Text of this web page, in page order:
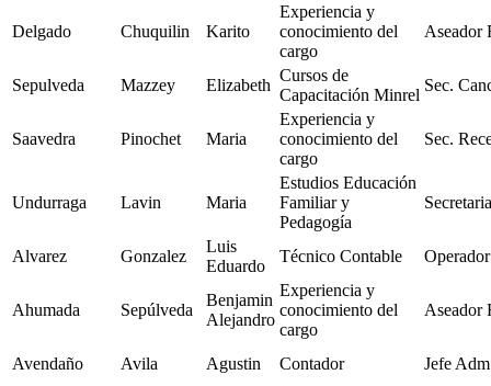
Delgado Chuquilin Karito
Experiencia y
conocimiento del
cargo
Aseador
Sepulveda Mazzey Elizabeth
Cursos de
Capacitación Minrel
Sec.
Saavedra Pinochet Maria
Experiencia y
conocimiento del
cargo
Sec.
Undurraga Lavin Maria
Estudios Educación
Familiar y
Pedagogía
Secretaria
Alvarez Gonzalez
Luis
Eduardo
Técnico Contable
Ahumada Sepúlveda
Benjamin
Alejandro
Experiencia y
conocimiento del
cargo
Aseador
Avendaño Avila Agustin Contador Jefe